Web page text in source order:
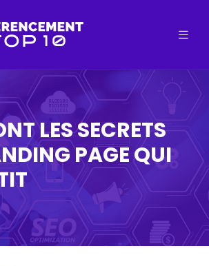
LES SECRETS
PAGE QUI